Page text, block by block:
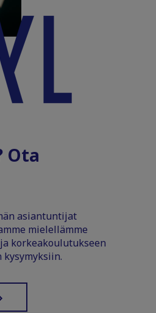
Ota
asiantuntijat
mielellämme
korkeakoulutukseen